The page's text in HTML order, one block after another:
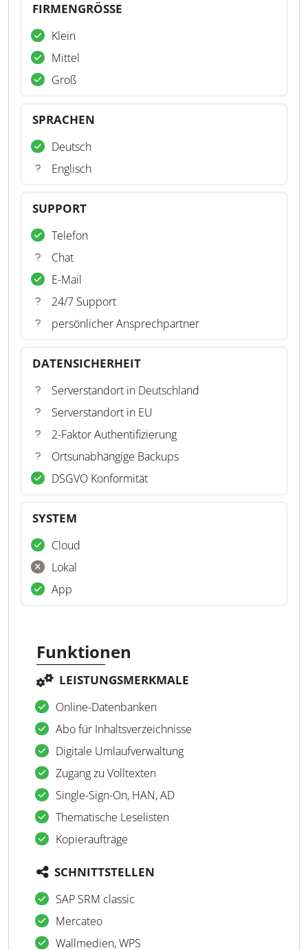
FIRMENGRÖSSE
Klein
Mittel
Groß
SPRACHEN
Deutsch
Englisch
SUPPORT
Telefon
Chat
E-Mail
24/7 Support
persönlicher Ansprechpartner
DATENSICHERHEIT
Serverstandort in Deutschland
Serverstandort in EU
2-Faktor Authentifizierung
Ortsunabhängige Backups
DSGVO Konformität
SYSTEM
Cloud
Lokal
App
Funktionen
LEISTUNGSMERKMALE
Online-Datenbanken
Abo für Inhaltsverzeichnisse
Digitale Umlaufverwaltung
Zugang zu Volltexten
Single-Sign-On, HAN, AD
Thematische Leselisten
Kopieraufträge
SCHNITTSTELLEN
SAP SRM classic
Mercateo
Wallmedien, WPS